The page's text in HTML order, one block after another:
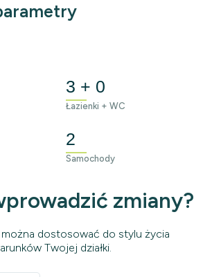
3 + 0
Łazienki + WC
2
Samochody
zmiany?
dostosować do stylu życia
Twojej działki.